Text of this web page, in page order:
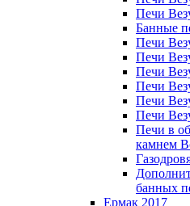
Печи
Банные
Печи
Печи
Печи
Печи
Печи
Печи
Печи в
камнем
банных
Ермак 2017